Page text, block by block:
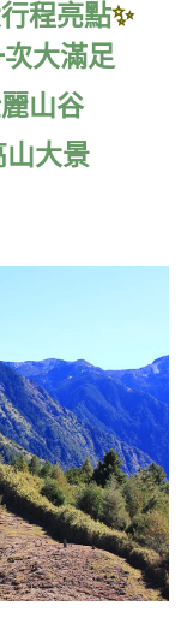
程亮點✨
次大滿足
山谷
山大景